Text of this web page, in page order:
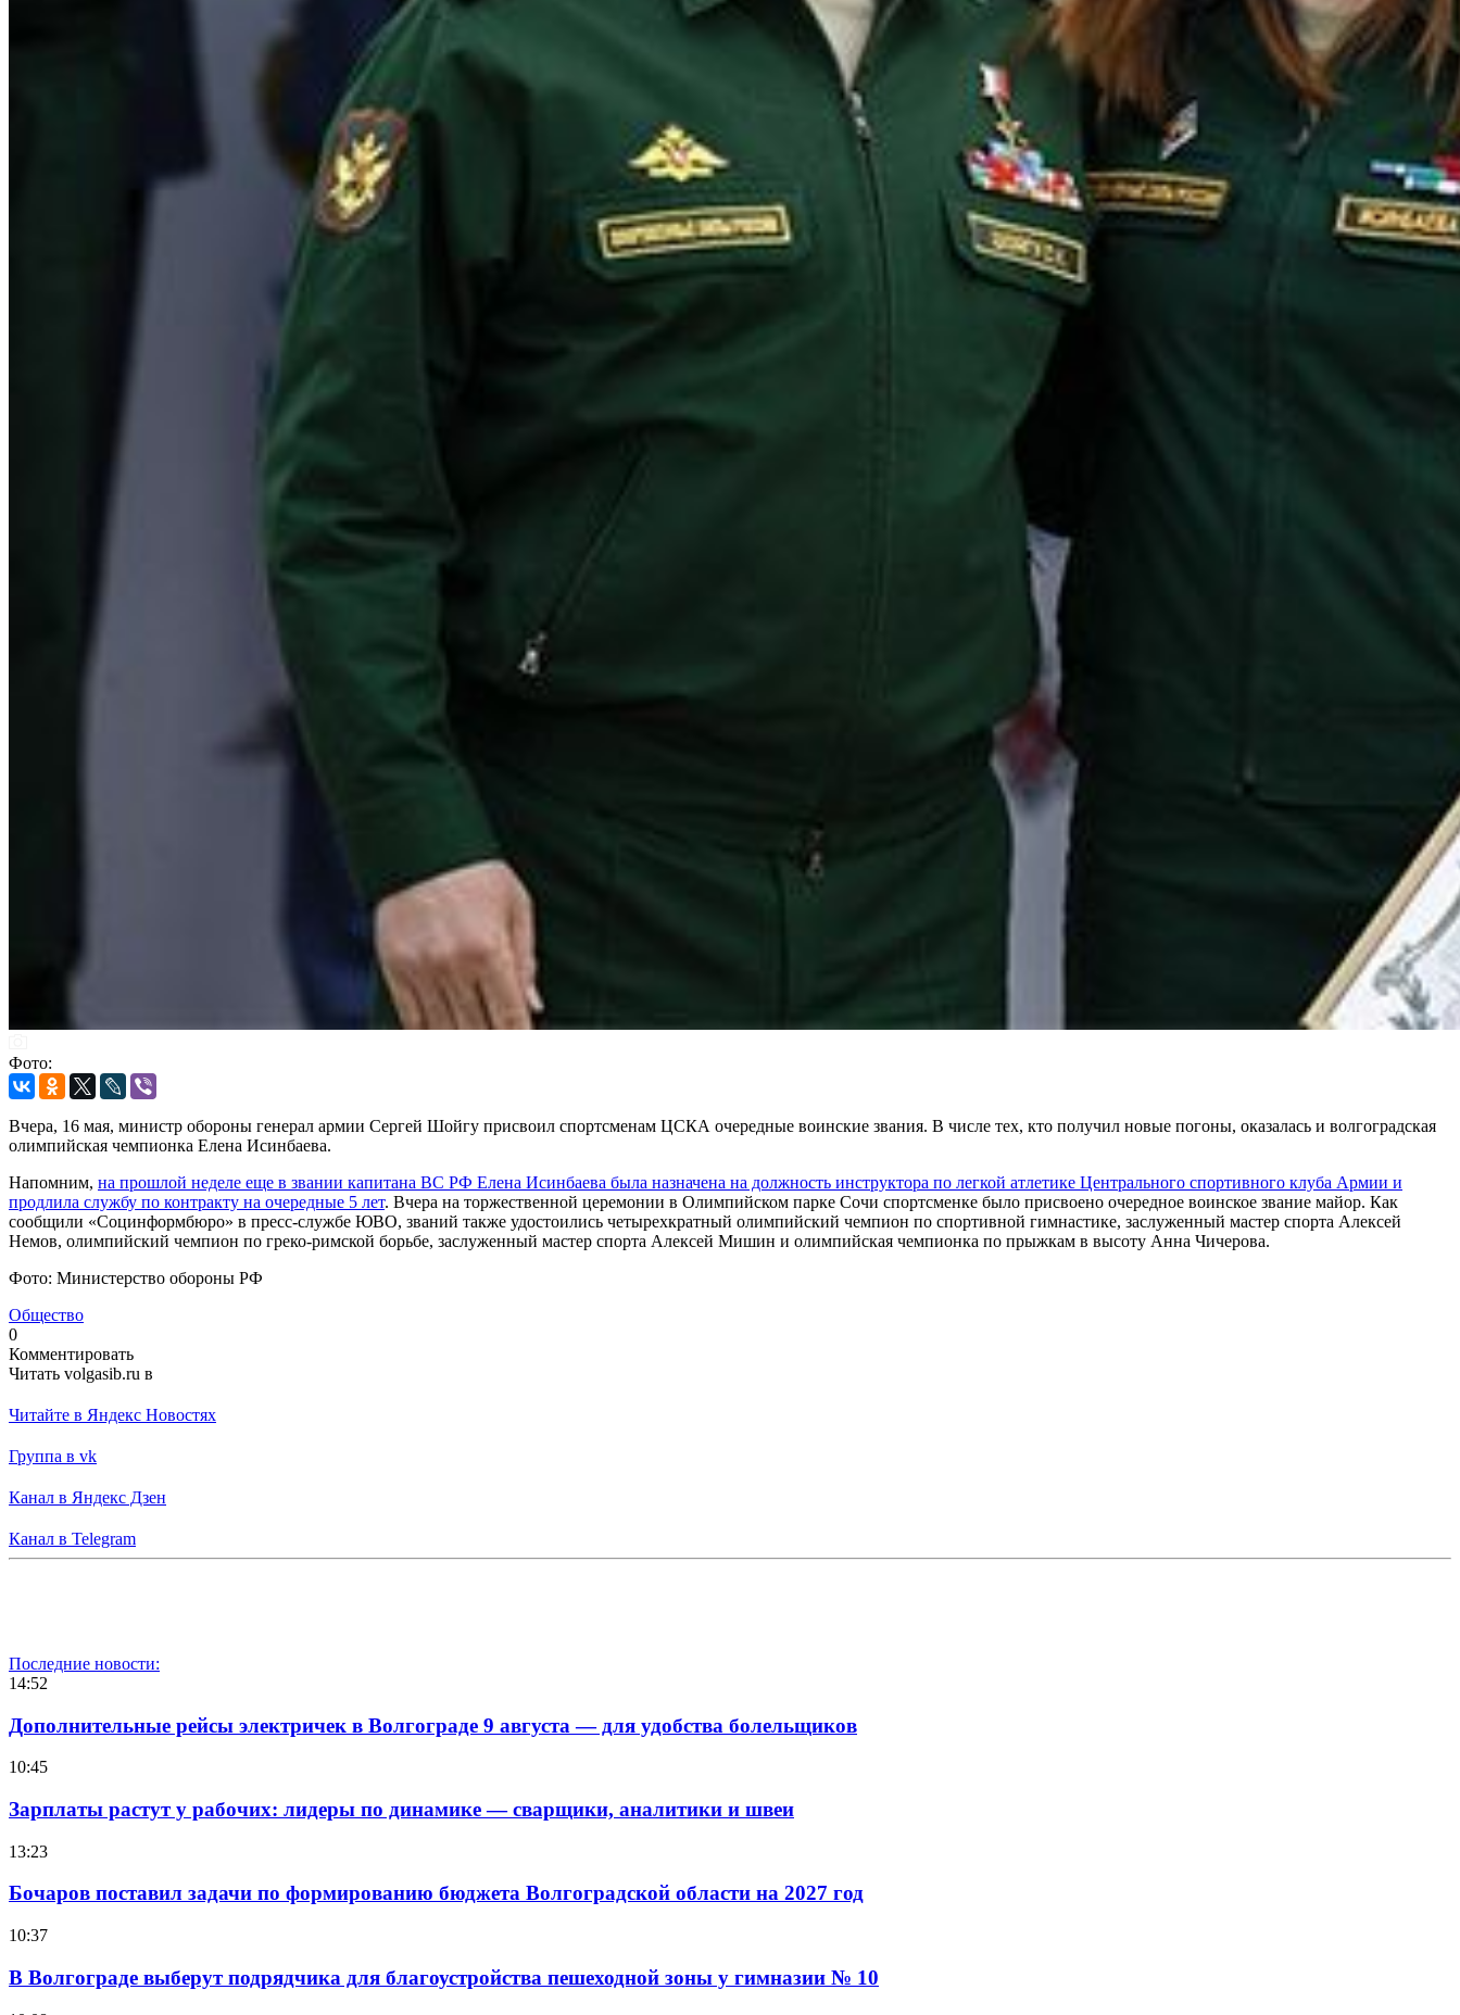
Фото:
Вчера, 16 мая, министр обороны генерал армии Сергей Шойгу присвоил спортсменам ЦСКА очередные воинские звания. В числе тех, кто получил новые погоны, оказалась и волгоградская
олимпийская чемпионка Елена Исинбаева.
Напомним, на прошлой неделе еще в звании капитана ВС РФ Елена Исинбаева была назначена на должность инструктора по легкой атлетике Центрального спортивного клуба Армии и
продлила службу по контракту на очередные 5 лет. Вчера на торжественной церемонии в Олимпийском парке Сочи спортсменке было присвоено очередное воинское звание майор. Как
сообщили «Социнформбюро» в пресс-службе ЮВО, званий также удостоились четырехкратный олимпийский чемпион по спортивной гимнастике, заслуженный мастер спорта Алексей
Немов, олимпийский чемпион по греко-римской борьбе, заслуженный мастер спорта Алексей Мишин и олимпийская чемпионка по прыжкам в высоту Анна Чичерова.
Фото: Министерство обороны РФ
Общество
0
Комментировать
Читать volgasib.ru в
Читайте в Яндекс Новостях
Группа в vk
Канал в Яндекс Дзен
Канал в Telegram
Последние новости:
14:52
Дополнительные рейсы электричек в Волгограде 9 августа — для удобства болельщиков
10:45
Зарплаты растут у рабочих: лидеры по динамике — сварщики, аналитики и швеи
13:23
Бочаров поставил задачи по формированию бюджета Волгоградской области на 2027 год
10:37
В Волгограде выберут подрядчика для благоустройства пешеходной зоны у гимназии № 10